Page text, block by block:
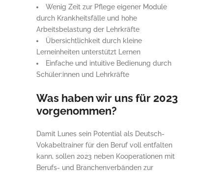
Wenig Zeit zur Pflege eigener Module
durch Krankheitsfälle und hohe
Arbeitsbelastung der Lehrkräfte
Übersichtlichkeit durch kleine
Lerneinheiten unterstützt Lernen
Einfache und intuitive Bedienung durch
Schüler:innen und Lehrkräfte
Was haben wir uns für 2023
vorgenommen?
Damit Lunes sein Potential als Deutsch-
Vokabeltrainer für den Beruf voll entfalten
kann, sollen 2023 neben Kooperationen mit
Berufs- und Branchenverbänden zur